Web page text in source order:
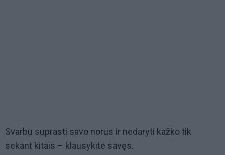
Svarbu suprasti savo norus ir nedaryti kažko tik
sekant kitais – klausykite savęs.